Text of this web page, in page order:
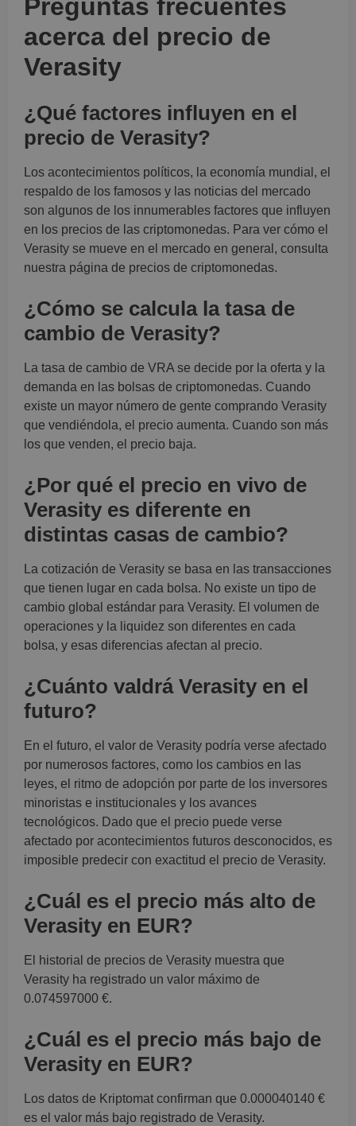
Preguntas frecuentes
acerca del precio de
Verasity
¿Qué factores influyen en el
precio de Verasity?
Los acontecimientos políticos, la economía mundial, el
respaldo de los famosos y las noticias del mercado
son algunos de los innumerables factores que influyen
en los precios de las criptomonedas. Para ver cómo el
Verasity se mueve en el mercado en general, consulta
nuestra página de precios de criptomonedas.
¿Cómo se calcula la tasa de
cambio de Verasity?
La tasa de cambio de VRA se decide por la oferta y la
demanda en las bolsas de criptomonedas. Cuando
existe un mayor número de gente comprando Verasity
que vendiéndola, el precio aumenta. Cuando son más
los que venden, el precio baja.
¿Por qué el precio en vivo de
Verasity es diferente en
distintas casas de cambio?
La cotización de Verasity se basa en las transacciones
que tienen lugar en cada bolsa. No existe un tipo de
cambio global estándar para Verasity. El volumen de
operaciones y la liquidez son diferentes en cada
bolsa, y esas diferencias afectan al precio.
¿Cuánto valdrá Verasity en el
futuro?
En el futuro, el valor de Verasity podría verse afectado
por numerosos factores, como los cambios en las
leyes, el ritmo de adopción por parte de los inversores
minoristas e institucionales y los avances
tecnológicos. Dado que el precio puede verse
afectado por acontecimientos futuros desconocidos, es
imposible predecir con exactitud el precio de Verasity.
¿Cuál es el precio más alto de
Verasity en EUR?
El historial de precios de Verasity muestra que
Verasity ha registrado un valor máximo de
0.074597000 €.
¿Cuál es el precio más bajo de
Verasity en EUR?
Los datos de Kriptomat confirman que 0.000040140 €
es el valor más bajo registrado de Verasity.